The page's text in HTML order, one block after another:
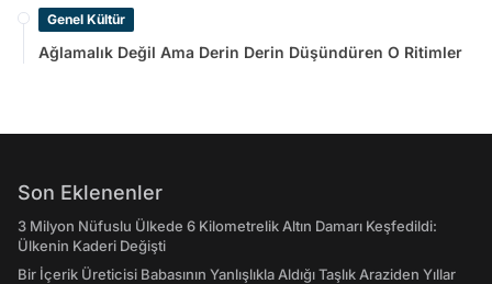
Genel Kültür
Ağlamalık Değil Ama Derin Derin Düşündüren O Ritimler
Son Eklenenler
3 Milyon Nüfuslu Ülkede 6 Kilometrelik Altın Damarı Keşfedildi:
Ülkenin Kaderi Değişti
Bir İçerik Üreticisi Babasının Yanlışlıkla Aldığı Taşlık Araziden Yıllar